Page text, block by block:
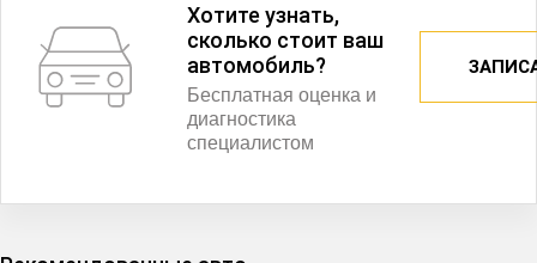
Хотите узнать,
сколько стоит ваш
автомобиль?
Бесплатная оценка и
диагностика
специалистом